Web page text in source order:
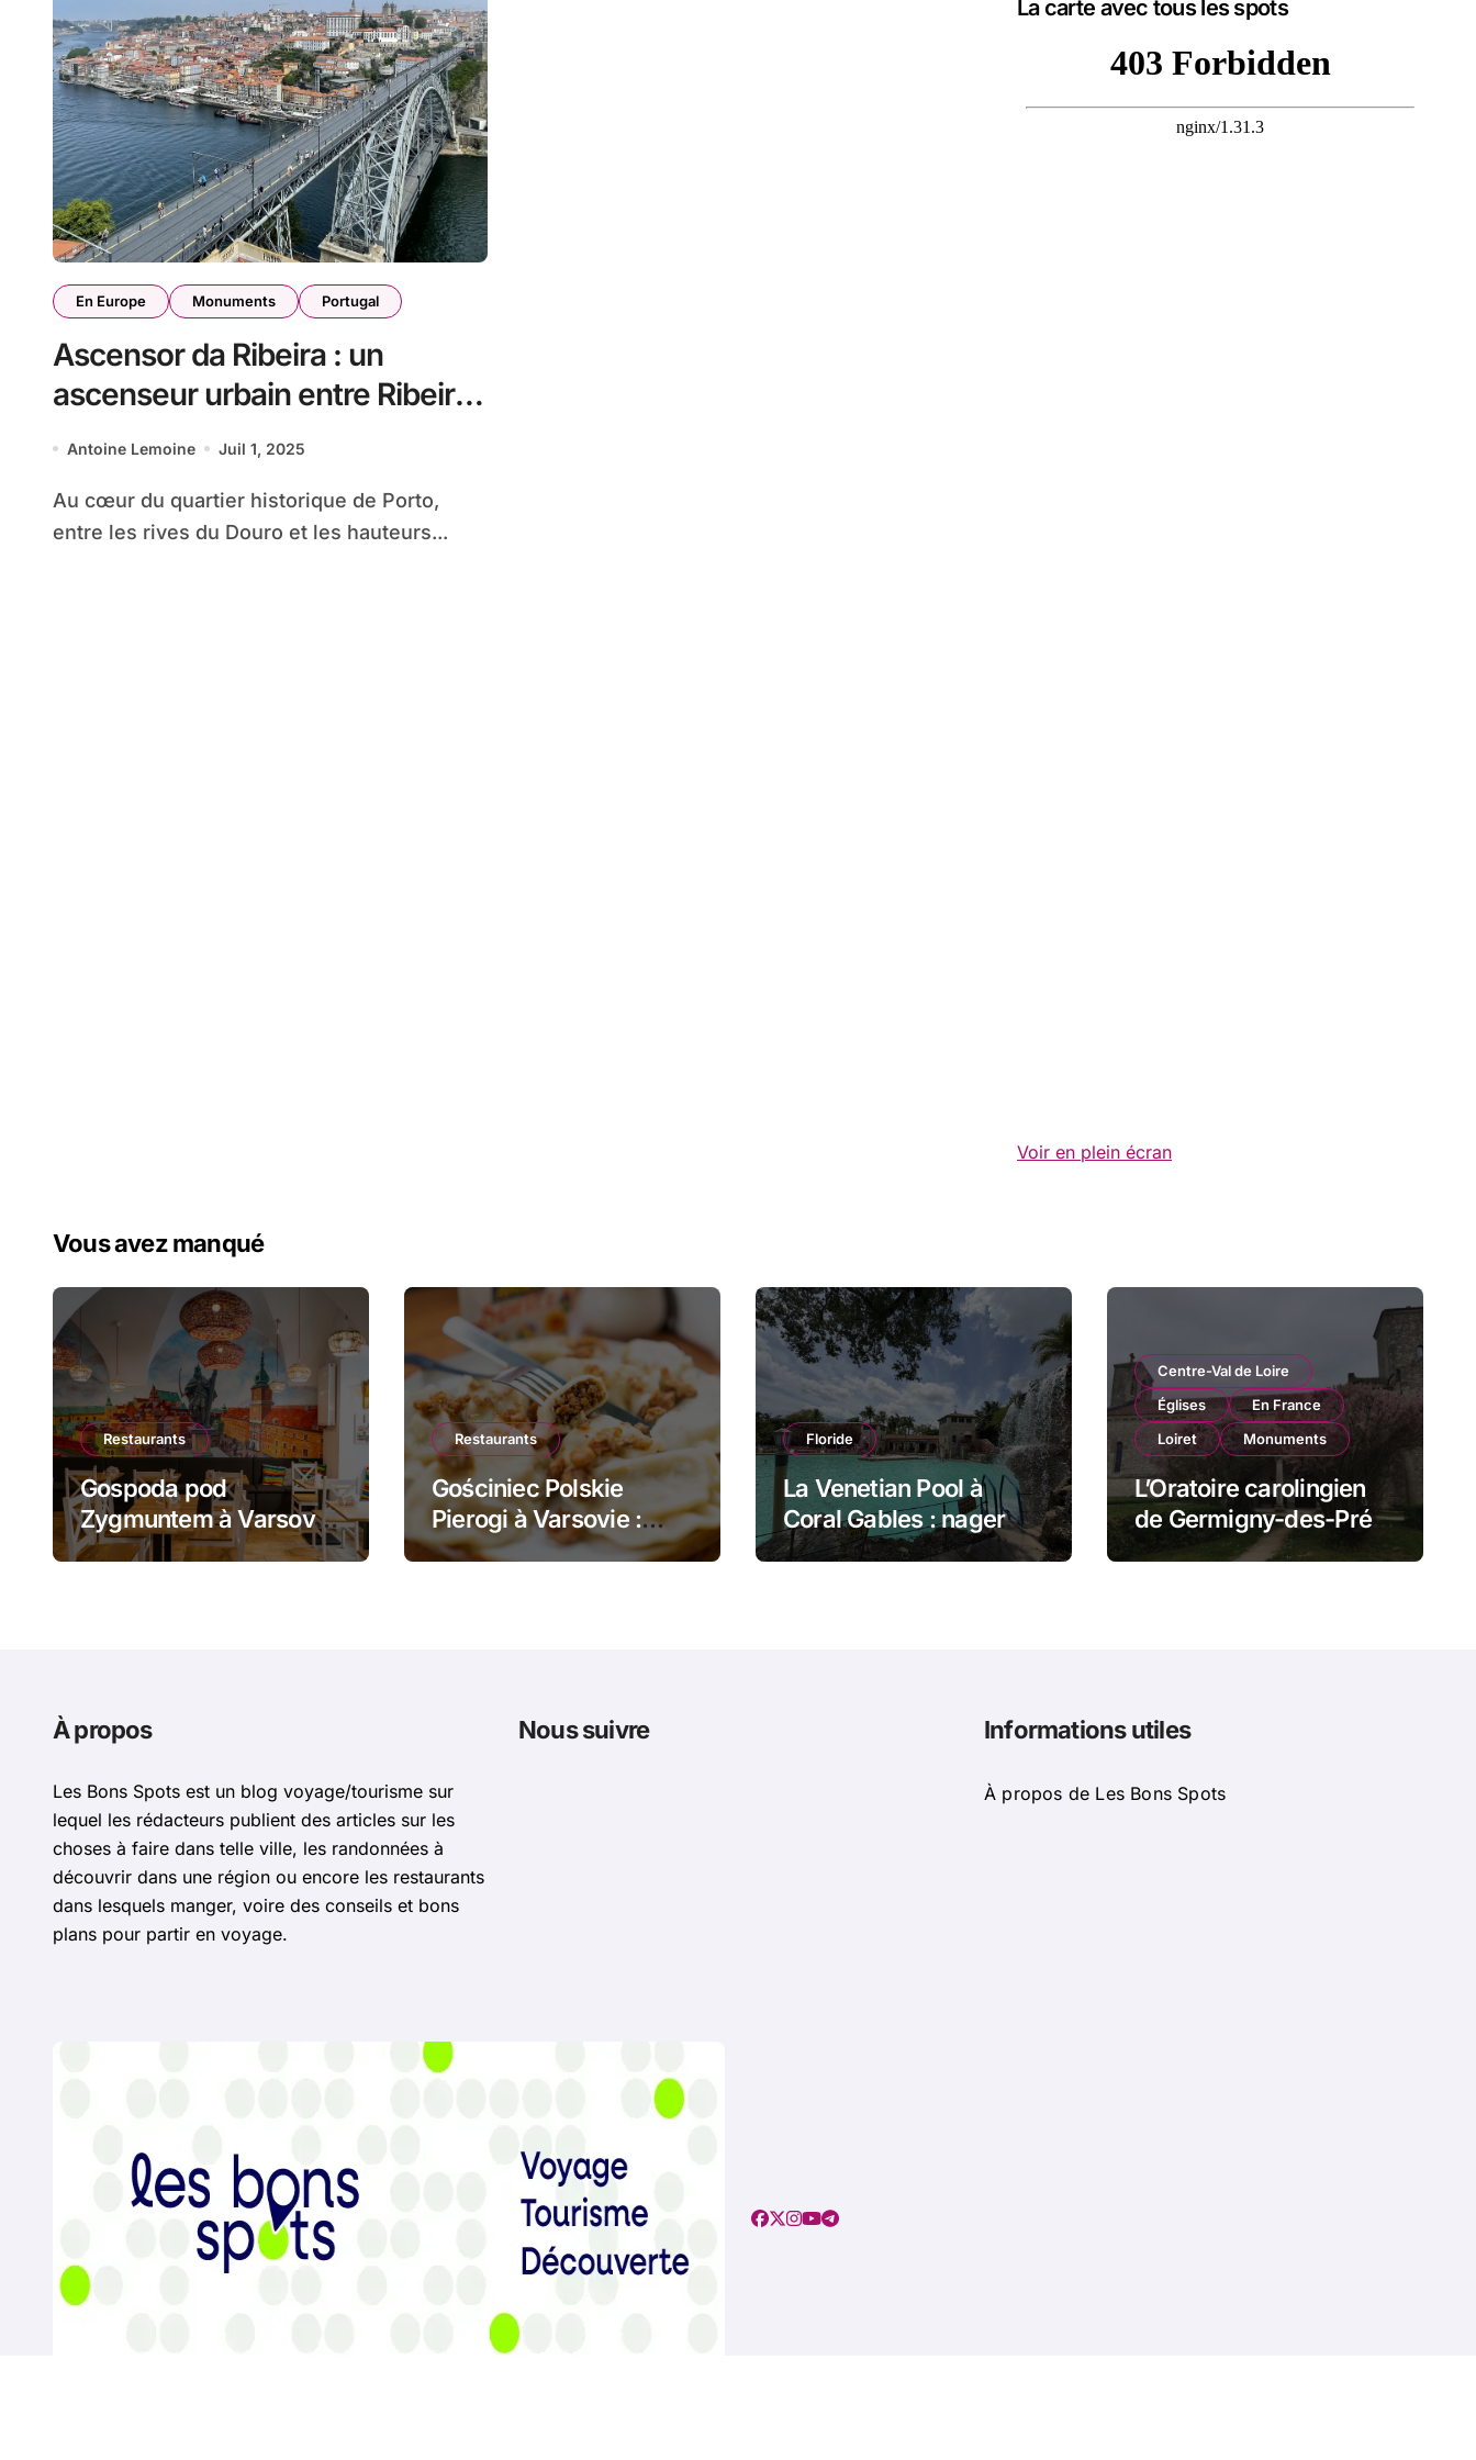
En Europe Monuments Portugal
Ascensor da Ribeira : un
ascenseur urbain entre Ribeira
et Barredo
Antoine Lemoine Juil 1, 2025
Au cœur du quartier historique de Porto,
entre les rives du Douro et les hauteurs...
La carte avec tous les spots
Voir en plein écran
Vous avez manqué
Restaurants
Gospoda pod
Zygmuntem à Varsovie
: barszcz aux uszka et
Restaurants
Gościniec Polskie
Pierogi à Varsovie :
żurek dans le pain et
Floride
La Venetian Pool à
Coral Gables : nager
dans un monument
Centre-Val de Loire
Églises
En France
Loiret
Monuments
L’Oratoire carolingien
de Germigny-des-Prés
: cette église renferme
À propos
Les Bons Spots est un blog voyage/tourisme sur
lequel les rédacteurs publient des articles sur les
choses à faire dans telle ville, les randonnées à
découvrir dans une région ou encore les restaurants
dans lesquels manger, voire des conseils et bons
plans pour partir en voyage.
Nous suivre Informations utiles
À propos de Les Bons Spots